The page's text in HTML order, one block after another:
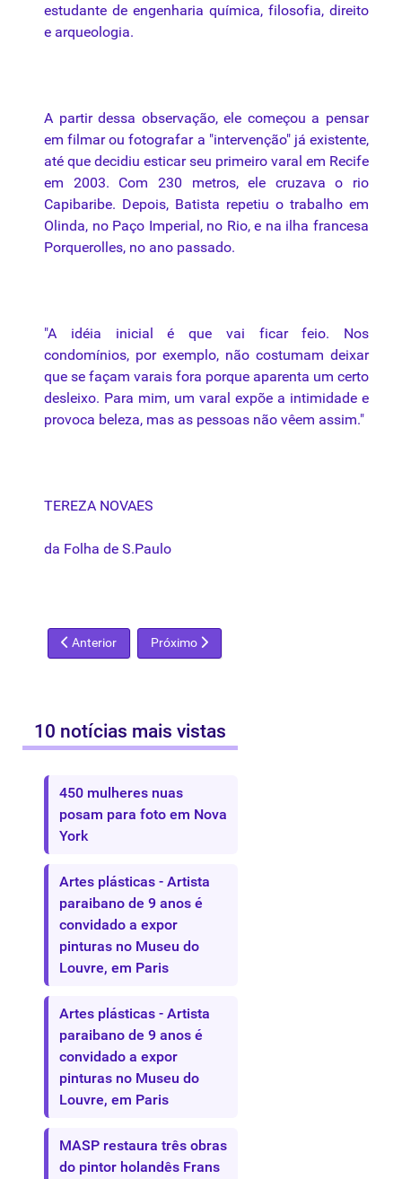
estudante de engenharia química, filosofia, direito
e arqueologia.
A partir dessa observação, ele começou a pensar
em filmar ou fotografar a "intervenção" já existente,
até que decidiu esticar seu primeiro varal em Recife
em 2003. Com 230 metros, ele cruzava o rio
Capibaribe. Depois, Batista repetiu o trabalho em
Olinda, no Paço Imperial, no Rio, e na ilha francesa
Porquerolles, no ano passado.
"A idéia inicial é que vai ficar feio. Nos
condomínios, por exemplo, não costumam deixar
que se façam varais fora porque aparenta um certo
desleixo. Para mim, um varal expõe a intimidade e
provoca beleza, mas as pessoas não vêem assim."
TEREZA NOVAES
da Folha de S.Paulo
Artigo anterior: Quadro polêmico é censurado no Rio
Anterior Próximo artigo: "Ano Cézanne" começa com
Próximo
10 notícias mais vistas
450 mulheres nuas
posam para foto em Nova
York
Artes plásticas - Artista
paraibano de 9 anos é
convidado a expor
pinturas no Museu do
Louvre, em Paris
Artes plásticas - Artista
paraibano de 9 anos é
convidado a expor
pinturas no Museu do
Louvre, em Paris
MASP restaura três obras
do pintor holandês Frans